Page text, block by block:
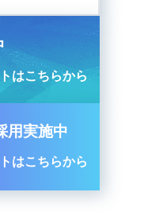
はこちらから
用実施中
はこちらから